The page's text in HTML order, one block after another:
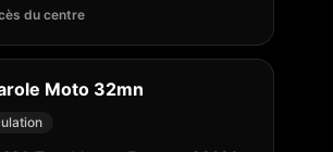
du centre
Moto 32mn